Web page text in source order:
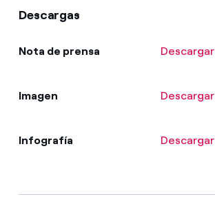
Descargas
Nota de prensa Descargar
Imagen Descargar
Infografía Descargar